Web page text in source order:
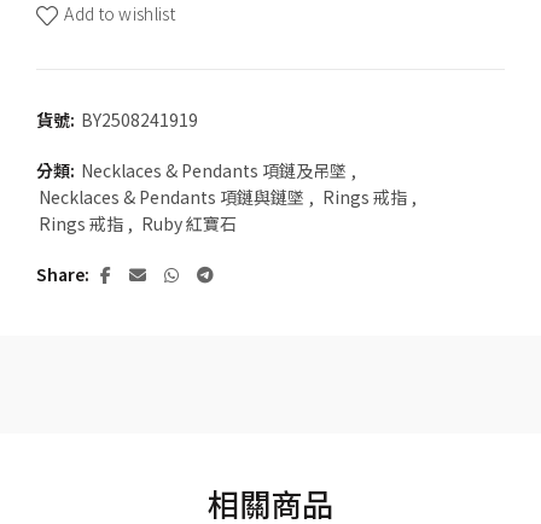
Add to wishlist
貨號: BY2508241919
分類: Necklaces & Pendants 項鏈及吊墜 ,
Necklaces & Pendants 項鏈與鏈墜 , Rings 戒指 ,
Rings 戒指 , Ruby 紅寶石
Share
相關商品